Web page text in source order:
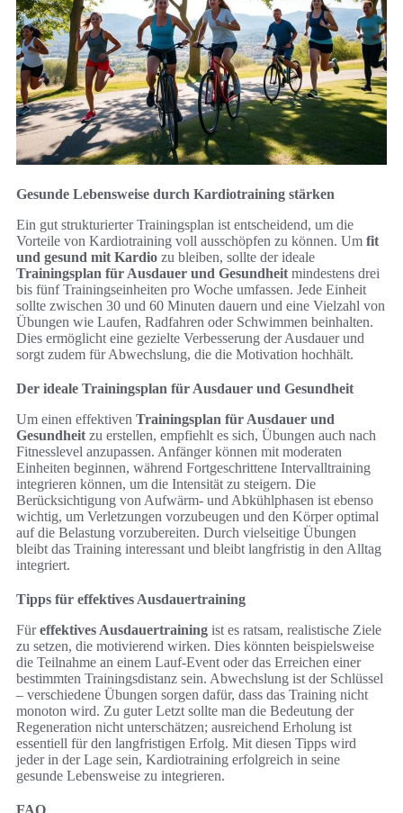
Gesunde Lebensweise durch Kardiotraining stärken
Ein gut strukturierter Trainingsplan ist entscheidend, um die
Vorteile von Kardiotraining voll ausschöpfen zu können. Um fit
und gesund mit Kardio zu bleiben, sollte der ideale
Trainingsplan für Ausdauer und Gesundheit mindestens drei
bis fünf Trainingseinheiten pro Woche umfassen. Jede Einheit
sollte zwischen 30 und 60 Minuten dauern und eine Vielzahl von
Übungen wie Laufen, Radfahren oder Schwimmen beinhalten.
Dies ermöglicht eine gezielte Verbesserung der Ausdauer und
sorgt zudem für Abwechslung, die die Motivation hochhält.
Der ideale Trainingsplan für Ausdauer und Gesundheit
Um einen effektiven Trainingsplan für Ausdauer und
Gesundheit zu erstellen, empfiehlt es sich, Übungen auch nach
Fitnesslevel anzupassen. Anfänger können mit moderaten
Einheiten beginnen, während Fortgeschrittene Intervalltraining
integrieren können, um die Intensität zu steigern. Die
Berücksichtigung von Aufwärm- und Abkühlphasen ist ebenso
wichtig, um Verletzungen vorzubeugen und den Körper optimal
auf die Belastung vorzubereiten. Durch vielseitige Übungen
bleibt das Training interessant und bleibt langfristig in den Alltag
integriert.
Tipps für effektives Ausdauertraining
Füreffektives Ausdauertraining ist es ratsam, realistische Ziele
zu setzen, die motivierend wirken. Dies könnten beispielsweise
die Teilnahme an einem Lauf-Event oder das Erreichen einer
bestimmten Trainingsdistanz sein. Abwechslung ist der Schlüssel
– verschiedene Übungen sorgen dafür, dass das Training nicht
monoton wird. Zu guter Letzt sollte man die Bedeutung der
Regeneration nicht unterschätzen; ausreichend Erholung ist
essentiell für den langfristigen Erfolg. Mit diesen Tipps wird
jeder in der Lage sein, Kardiotraining erfolgreich in seine
gesunde Lebensweise zu integrieren.
FAQ